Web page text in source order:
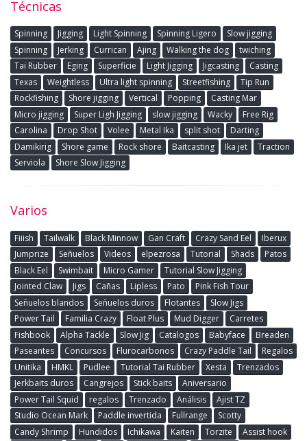
Técnicas
Spinning Jigging Light Spinning Spinning Ligero
Slow jigging
Spinning
Jerking Currican Ajing Walking the dog
twiching
Tai Rubber
Eging Superficie Light Jigging Jigcasting
Casting
Texas
Weightless Ultra light spinning Streetfishing
Tip Run
Rockfishing
Shore jigging Vertical Popping
Casting Mar
Micro jigging
Super Ligh Jigging slow jigging Wacky
Free Rig
Carolina
Drop Shot Volee Metal Ika split shot
Darting
Damikirig
Shore game Rock shore Baitcasting Ika jet
Traction
Serviola
Shore Slow Jigging
Varios
Fiiish Tailwalk Black Minnow Gan Craft Crazy Sand Eel
Iberux
Jumprize
Señuelos Videos elpezrosa Tutorial Shads
Patos
Black Eel
Swimbait Micro Gamer
Tutorial Slow Jigging
Jointed Claw
Jigs Cañas Lipless Pato
Pink Fish Tour
Señuelos blandos
Señuelos duros Flotantes
Slow Jigs
Power Tail
Familia Crazy Float Plus Mud Digger
Carretes
Fishbook
Alpha Tackle Slow Jig Catalogos Babyface
Breaden
Paseantes
Concursos Flurocarbonos Crazy Paddle Tail
Regalos
Unitika
HMKL Pudlee Tutorial Tai Rubber Xesta
Trenzados
Jerkbaits duros
Cangrejos Stick baits
Aniversario
Power Tail Squid
regalos Trenzado Análisis
Ajist TZ
Studio Ocean Mark
Paddle invertida Fullrange
Scotty
Candy Shrimp
Hundidos Ichikawa Kaiten Torzite
Assist hook